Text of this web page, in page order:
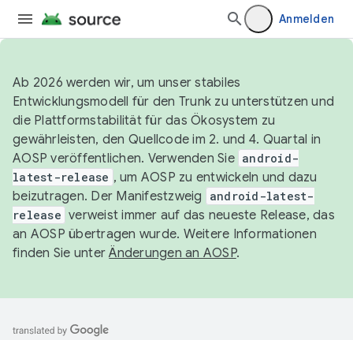
Anmelden
Ab 2026 werden wir, um unser stabiles
Entwicklungsmodell für den Trunk zu unterstützen und
die Plattformstabilität für das Ökosystem zu
gewährleisten, den Quellcode im 2. und 4. Quartal in
AOSP veröffentlichen. Verwenden Sie android-
latest-release , um AOSP zu entwickeln und dazu
beizutragen. Der Manifestzweig
android-latest-
release verweist immer auf das neueste Release, das
an AOSP übertragen wurde. Weitere Informationen
finden Sie unterÄnderungen an AOSP.